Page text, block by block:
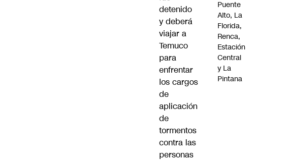
detenido
y deberá
viajar a
Temuco
para
enfrentar
los cargos
de
aplicación
de
tormentos
contra las
personas
Puente
Alto, La
Florida,
Renca,
Estación
Central
y La
Pintana